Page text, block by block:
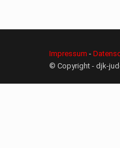
Impressum -
© Copyright - djk-